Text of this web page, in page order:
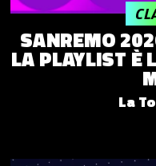
SANREMO
LA PLAYLIST È
La